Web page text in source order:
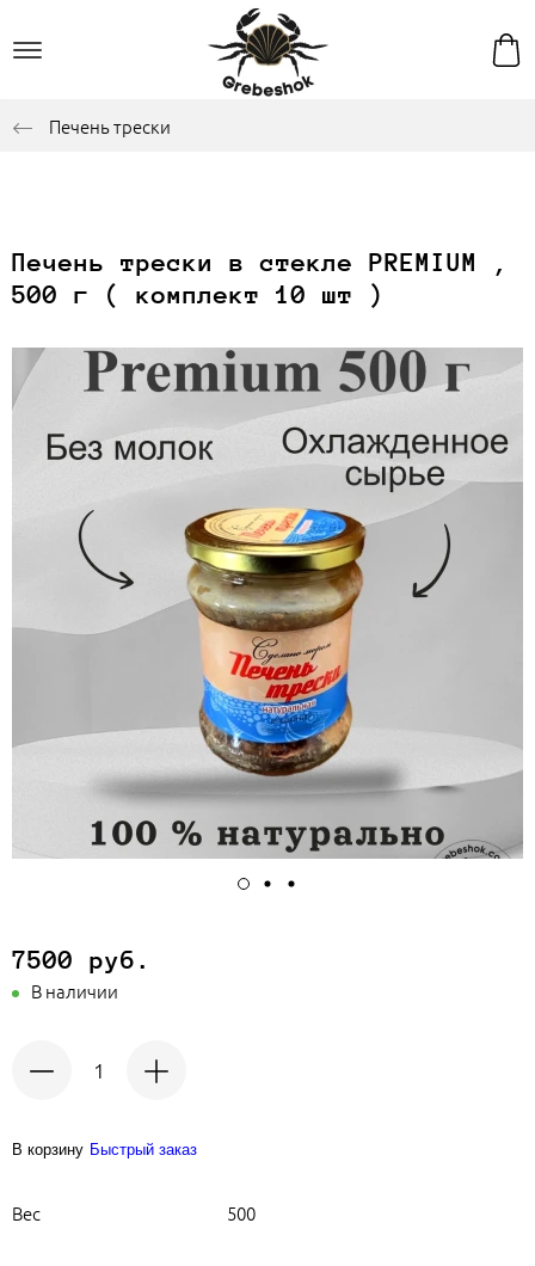
Печень трески
Печень трески в стекле PREMIUM ,
500 г ( комплект 10 шт )
7500 руб.
В наличии
В корзину Быстрый заказ
Вес 500